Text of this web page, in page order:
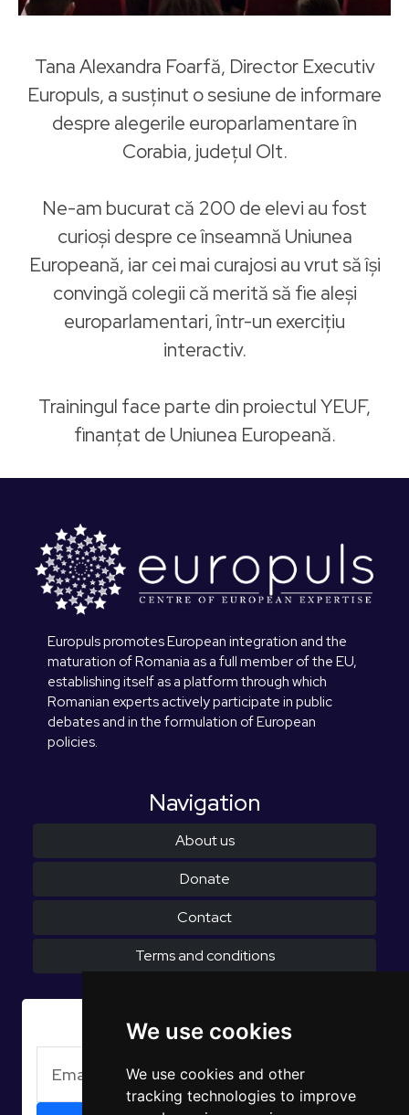
We use cookies
We use cookies and other
tracking technologies to improve
Tana Alexandra Foarfă, Director Executiv
Europuls, a susținut o sesiune de informare
despre alegerile europarlamentare în
Corabia, județul Olt.
Ne-am bucurat că 200 de elevi au fost
curioși despre ce înseamnă Uniunea
Europeană, iar cei mai curajosi au vrut să își
convingă colegii că merită să fie aleși
europarlamentari, într-un exercițiu
interactiv.
Trainingul face parte din proiectul YEUF,
finanțat de Uniunea Europeană.
Europuls promotes European integration and the
maturation of Romania as a full member of the EU,
establishing itself as a platform through which
Romanian experts actively participate in public
debates and in the formulation of European
policies.
Navigation
About us
Donate
Contact
Terms and conditions
Subscribe to Newsletter